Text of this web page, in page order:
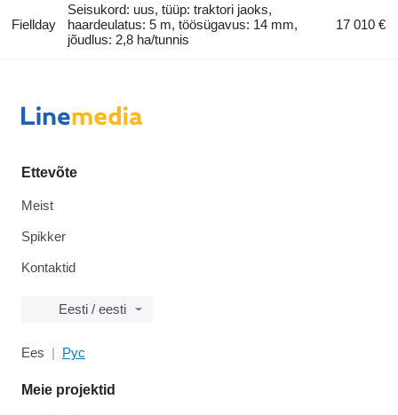
Fiellday
Seisukord: uus, tüüp: traktori jaoks,
haardeulatus: 5 m, töösügavus: 14 mm,
jõudlus: 2,8 ha/tunnis
17 010 €
Ettevõte
Meist
Spikker
Kontaktid
Eesti / eesti
Ees Рус
Meie projektid